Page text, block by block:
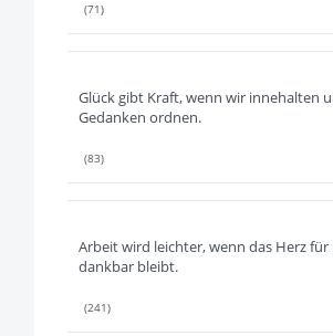
(71)
Glück gibt Kraft, wenn wir innehalten
Gedanken ordnen.
(83)
Arbeit wird leichter, wenn das Herz für
dankbar bleibt.
(241)